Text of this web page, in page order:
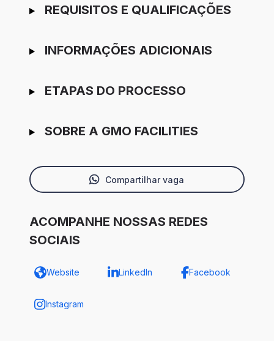
REQUISITOS E QUALIFICAÇÕES
INFORMAÇÕES ADICIONAIS
ETAPAS DO PROCESSO
SOBRE A GMO FACILITIES
Compartilhar vaga
ACOMPANHE NOSSAS REDES
SOCIAIS
Website LinkedIn Facebook
Instagram